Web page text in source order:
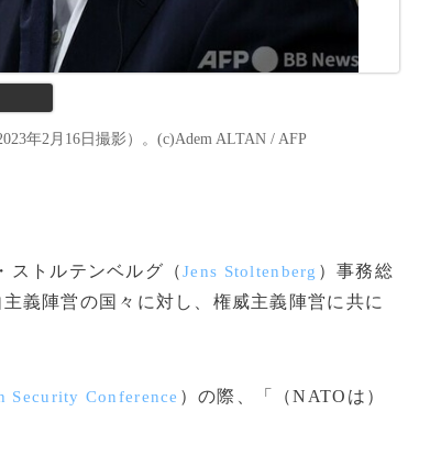
年2月16日撮影）。(c)Adem ALTAN / AFP
ストルテンベルグ（Jens Stoltenberg ）事務総
義陣営の国々に対し、権威主義陣営に共に
Security Conference ）の際、「（NATOは）